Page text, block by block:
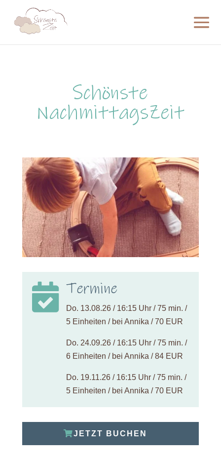
Schönste
NachmittagsZeit
 Termine
Do. 13.08.26 / 16:15 Uhr / 75 min. /
5 Einheiten / bei Annika / 70 EUR
Do. 24.09.26 / 16:15 Uhr / 75 min. /
6 Einheiten / bei Annika / 84 EUR
Do. 19.11.26 / 16:15 Uhr / 75 min. /
5 Einheiten / bei Annika / 70 EUR
JETZT BUCHEN